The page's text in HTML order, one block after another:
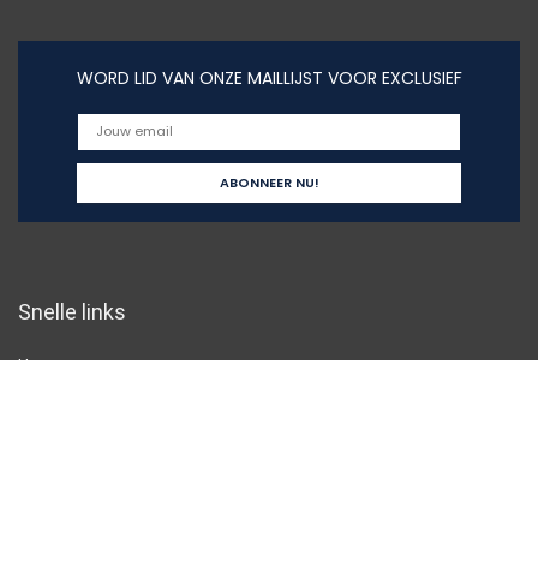
WORD LID VAN ONZE MAILLIJST VOOR EXCLUSIEF
Snelle links
Home